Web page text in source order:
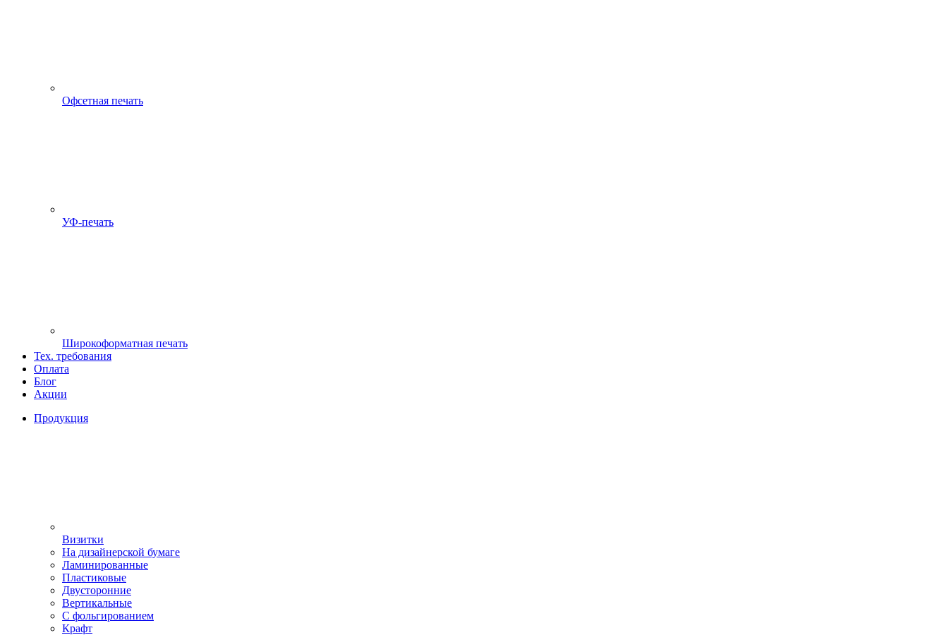
Офсетная печать
УФ-печать
Широкоформатная печать
Тех. требования
Оплата
Блог
Акции
Продукция
Визитки
На дизайнерской бумаге
Ламинированные
Пластиковые
Двусторонние
Вертикальные
С фольгированием
Крафт